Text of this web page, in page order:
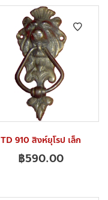
TD 910 สิงห์ยุโรป เล็ก
฿590.00